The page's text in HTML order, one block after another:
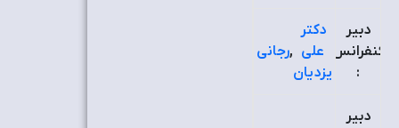
دبیر
کنفرانس
:
دکتر
علی
یزدیان
,رجانی
دبیر